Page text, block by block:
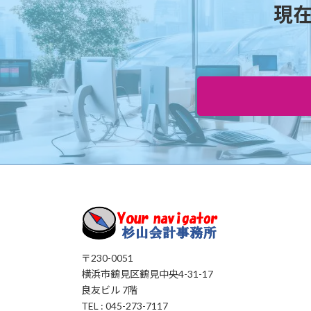
現
〒230-0051
横浜市鶴見区鶴見中央4-31-17
良友ビル 7階
TEL : 045-273-7117